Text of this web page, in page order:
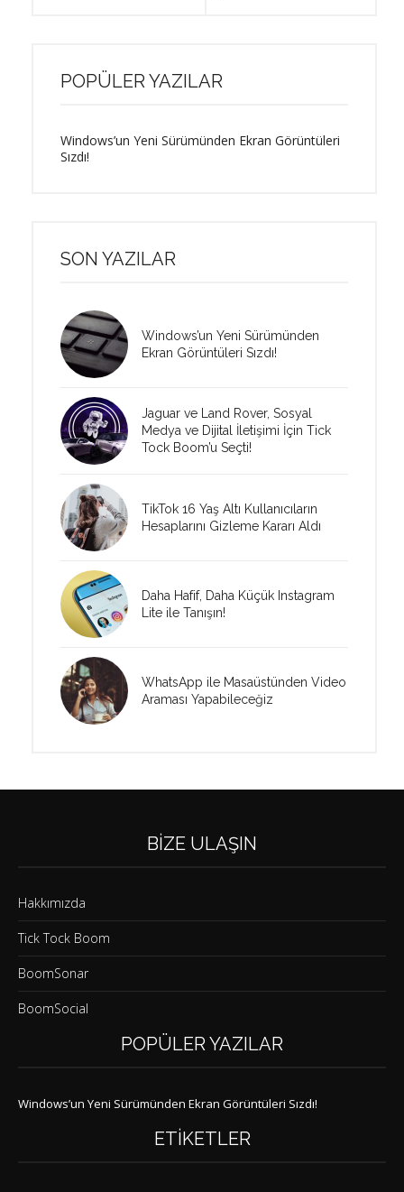
POPÜLER YAZILAR
Windows’un Yeni Sürümünden Ekran Görüntüleri
Sızdı!
SON YAZILAR
Windows’un Yeni Sürümünden
Ekran Görüntüleri Sızdı!
Jaguar ve Land Rover, Sosyal
Medya ve Dijital İletişimi İçin Tick
Tock Boom’u Seçti!
TikTok 16 Yaş Altı Kullanıcıların
Hesaplarını Gizleme Kararı Aldı
Daha Hafif, Daha Küçük Instagram
Lite ile Tanışın!
WhatsApp ile Masaüstünden Video
Araması Yapabileceğiz
BIZE ULAŞIN
Hakkımızda
Tick Tock Boom
BoomSonar
BoomSocial
POPÜLER YAZILAR
Windows’un Yeni Sürümünden Ekran Görüntüleri Sızdı!
ETIKETLER